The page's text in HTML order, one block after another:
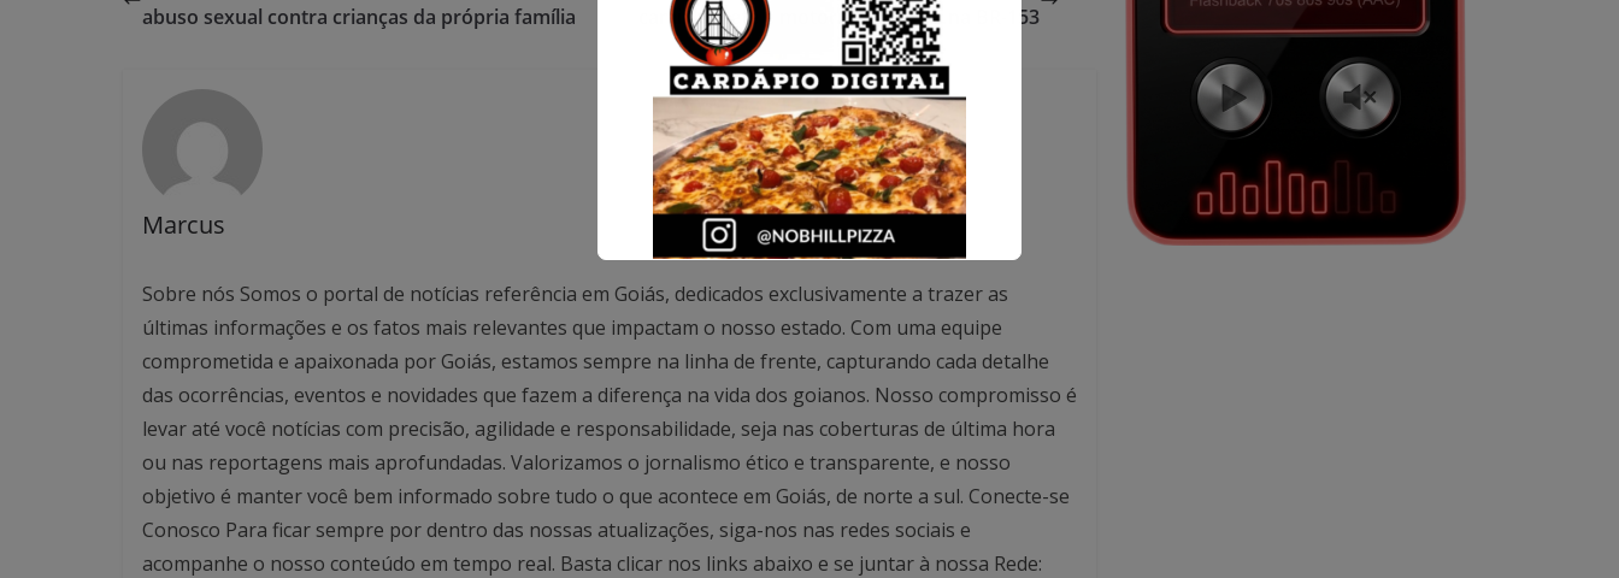
abuso sexual contra crianças da própria família
caminhonete e motorista é preso na BR-153
Marcus
Sobre nós Somos o portal de notícias referência em Goiás, dedicados exclusivamente a trazer as
últimas informações e os fatos mais relevantes que impactam o nosso estado. Com uma equipe
comprometida e apaixonada por Goiás, estamos sempre na linha de frente, capturando cada detalhe
das ocorrências, eventos e novidades que fazem a diferença na vida dos goianos. Nosso compromisso é
levar até você notícias com precisão, agilidade e responsabilidade, seja nas coberturas de última hora
ou nas reportagens mais aprofundadas. Valorizamos o jornalismo ético e transparente, e nosso
objetivo é manter você bem informado sobre tudo o que acontece em Goiás, de norte a sul. Conecte-se
Conosco Para ficar sempre por dentro das nossas atualizações, siga-nos nas redes sociais e
acompanhe o nosso conteúdo em tempo real. Basta clicar nos links abaixo e se juntar à nossa Rede: